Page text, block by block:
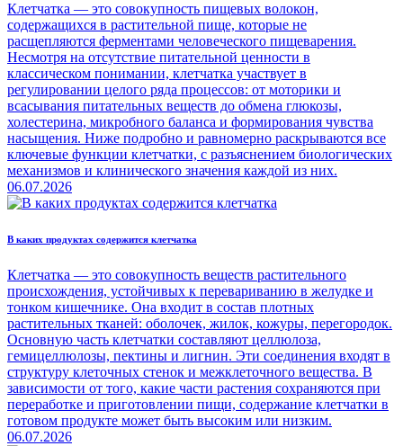
Клетчатка — это совокупность пищевых волокон,
содержащихся в растительной пище, которые не
расщепляются ферментами человеческого пищеварения.
Несмотря на отсутствие питательной ценности в
классическом понимании, клетчатка участвует в
регулировании целого ряда процессов: от моторики и
всасывания питательных веществ до обмена глюкозы,
холестерина, микробного баланса и формирования чувства
насыщения. Ниже подробно и равномерно раскрываются все
ключевые функции клетчатки, с разъяснением биологических
механизмов и клинического значения каждой из них.
06.07.2026
В каких продуктах содержится клетчатка
Клетчатка — это совокупность веществ растительного
происхождения, устойчивых к перевариванию в желудке и
тонком кишечнике. Она входит в состав плотных
растительных тканей: оболочек, жилок, кожуры, перегородок.
Основную часть клетчатки составляют целлюлоза,
гемицеллюлозы, пектины и лигнин. Эти соединения входят в
структуру клеточных стенок и межклеточного вещества. В
зависимости от того, какие части растения сохраняются при
переработке и приготовлении пищи, содержание клетчатки в
готовом продукте может быть высоким или низким.
06.07.2026